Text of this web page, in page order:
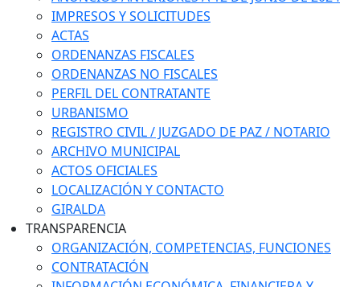
IMPRESOS Y SOLICITUDES
ACTAS
ORDENANZAS FISCALES
ORDENANZAS NO FISCALES
PERFIL DEL CONTRATANTE
URBANISMO
REGISTRO CIVIL / JUZGADO DE PAZ / NOTARIO
ARCHIVO MUNICIPAL
ACTOS OFICIALES
LOCALIZACIÓN Y CONTACTO
GIRALDA
TRANSPARENCIA
ORGANIZACIÓN, COMPETENCIAS, FUNCIONES
CONTRATACIÓN